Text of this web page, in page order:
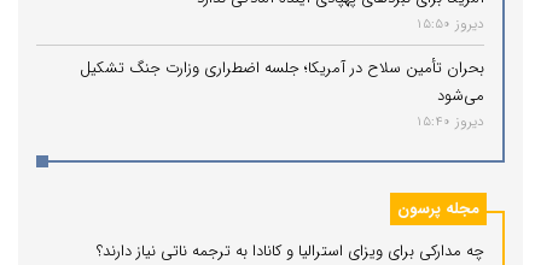
دیروز 15:50
بحران تأمین سلاح در آمریکا؛ جلسه اضطراری وزارت جنگ تشکیل
می‌شود
دیروز 15:40
مجله پرسون
چه مدارکی برای ویزای استرالیا و کانادا به ترجمه ناتی نیاز دارند؟